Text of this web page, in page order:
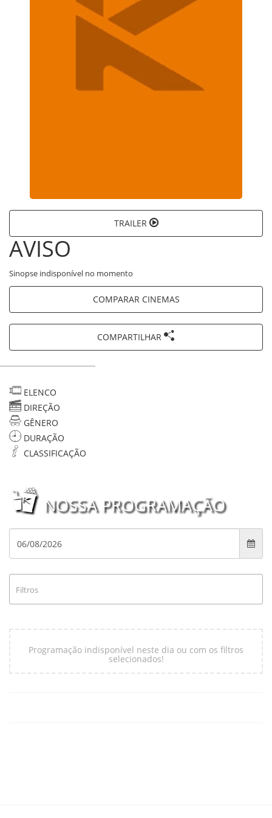
TRAILER
AVISO
Sinopse indisponível no momento
COMPARAR CINEMAS
COMPARTILHAR
ELENCO
DIREÇÃO
GÊNERO
DURAÇÃO
CLASSIFICAÇÃO
NOSSA PROGRAMAÇÃO
Filtros
Programação indisponível neste dia ou com os filtros
selecionados!